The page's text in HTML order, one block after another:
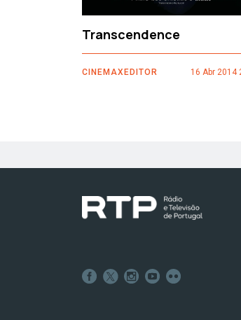
Transcendence
CINEMAXEDITOR 16 Abr 2014